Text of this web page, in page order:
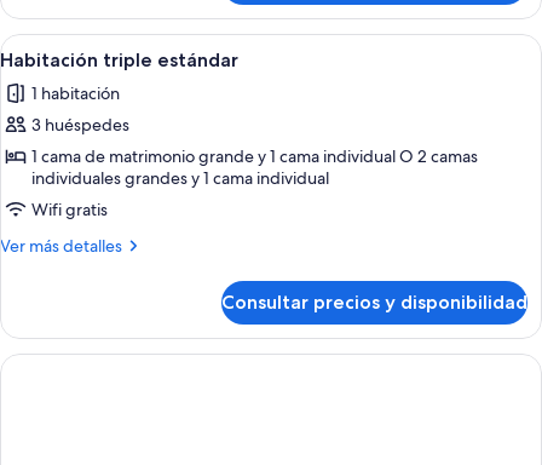
estándar
doble
Abrir
todas
las
fotos
de
Habitación
triple
estándar
Habitación de hotel moderna con
5
Habitación triple estándar
1 habitación
3 huéspedes
1 cama de matrimonio grande y 1 cama individual O 2 camas
individuales grandes y 1 cama individual
Wifi gratis
Ver más detalles
Más
triple
estándar
Consultar precios y disponibilidad